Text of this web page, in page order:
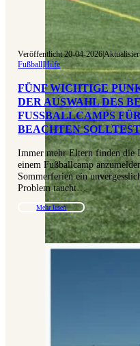
Veröffentlicht 20-04-2026|
Fußball|Hilfe
FÜNF WICHTIGE
DER AUSWAHL DES
FUSSBALLCAMPS FÜR
EACHTEN SOLLTEST
Immer mehr Eltern finden die
einem Fußballcamp
Sommerferien ein
Problem taucht…
Mehr lesen